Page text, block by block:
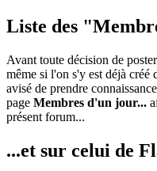
Liste des
Avant toute décision de
même si l'on s'y est déjà créé
avisé de prendre
page Membres d'un jour...
présent forum...
...et sur celui de